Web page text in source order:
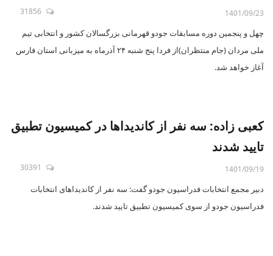
1401/09/23
31856
چهل و پنجمین دوره مسابقات جودو قهرمانی بزرگسالان کشور و انتخابی تیم
ملی مردان (جام منتظران)از فردا پنج شنبه ۲۴ آذرماه به میزبانی استان فارس
آغاز خواهد شد.
کعبی زاده: سه نفر از کاندیداها در کمیسیون تطبیق
تایید شدند
1401/09/19
30391
دبیر مجمع انتخابات فدراسیون جودو گفت: سه نفر از کاندیداهای انتخابات
فدراسیون جودو از سوی کمیسیون تطبیق تایید شدند.